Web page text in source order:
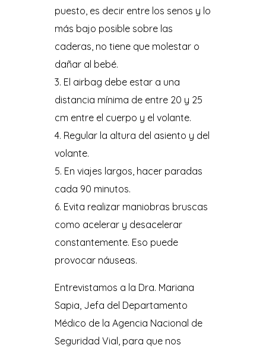
puesto, es decir entre los senos y lo
más bajo posible sobre las
caderas, no tiene que molestar o
dañar al bebé.
El airbag debe estar a una
distancia mínima de entre 20 y 25
cm entre el cuerpo y el volante.
Regular la altura del asiento y del
volante.
En viajes largos, hacer paradas
cada 90 minutos.
Evita realizar maniobras bruscas
como acelerar y desacelerar
constantemente. Eso puede
provocar náuseas.
Entrevistamos a la Dra. Mariana
Sapia, Jefa del Departamento
Médico de la Agencia Nacional de
Seguridad Vial, para que nos